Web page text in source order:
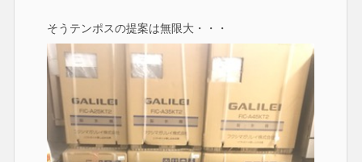
そうテンポスの提案は無限大・・・